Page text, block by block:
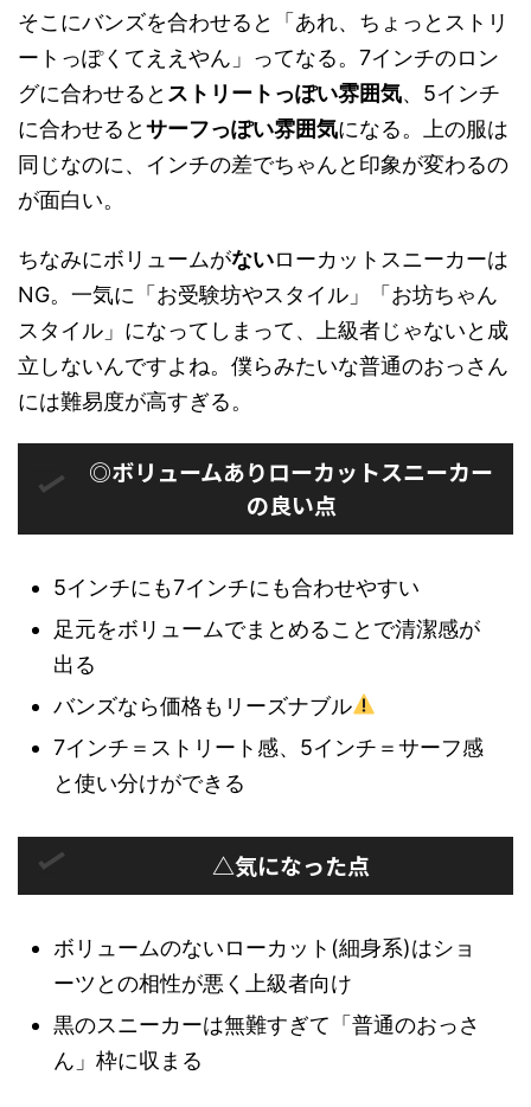
そこにバンズを合わせると「あれ、ちょっとストリ
ートっぽくてええやん」ってなる。7インチのロン
グに合わせると ストリートっぽい雰囲気、5インチ
に合わせるとサーフっぽい雰囲気になる。上の服は
同じなのに、インチの差でちゃんと印象が変わるの
が面白い。
ちなみにボリュームがないローカットスニーカーは
NG。一気に「お受験坊やスタイル」「お坊ちゃん
スタイル」になってしまって、上級者じゃないと成
立しないんですよね。僕らみたいな普通のおっさん
には難易度が高すぎる。
◎ボリュームありローカットスニーカー
の良い点
5インチにも7インチにも合わせやすい
足元をボリュームでまとめることで清潔感が
出る
バンズなら価格もリーズナブル
7インチ＝ストリート感、5インチ＝サーフ感
と使い分けができる
△気になった点
ボリュームのないローカット(細身系)はショ
ーツとの相性が悪く上級者向け
黒のスニーカーは無難すぎて「普通のおっさ
ん」枠に収まる